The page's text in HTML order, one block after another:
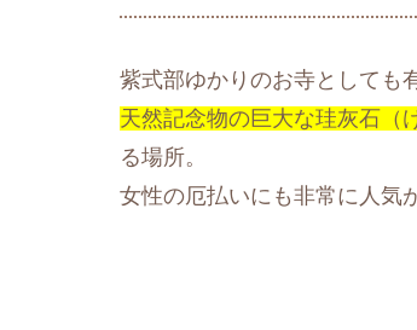
紫式部ゆかりのお寺としても
天然記念物の巨大な珪灰石（
る場所。
女性の厄払いにも非常に人気